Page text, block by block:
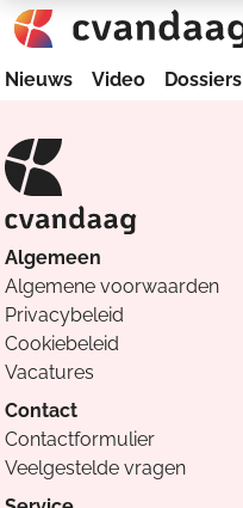
Nieuws Video Dossiers
Algemeen
Algemene voorwaarden
Privacybeleid
Cookiebeleid
Vacatures
Contact
Contactformulier
Veelgestelde vragen